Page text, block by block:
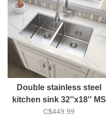
Double stainless steel
kitchen sink 32''x18'' MS
C$449.99